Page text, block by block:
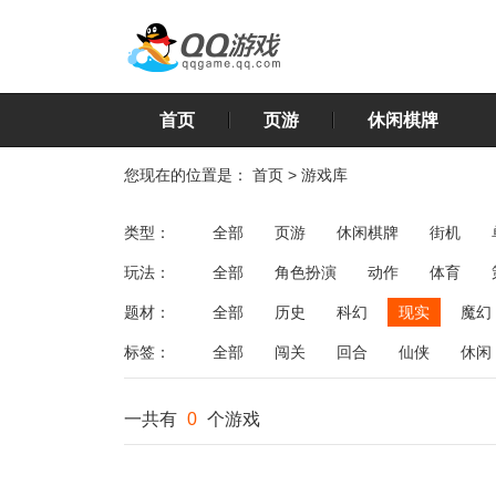
首页 页游 休闲棋牌
您现在的位置是： 首页 > 游戏库
类型： 全部 页游 休闲棋牌 街机
玩法： 全部 角色扮演 动作 体育
飞行
恋爱 第三人称射击 棋类
题材： 全部 历史 科幻 现实 魔幻
标签： 全部 闯关 回合 仙侠 休闲
一共有 0 个游戏